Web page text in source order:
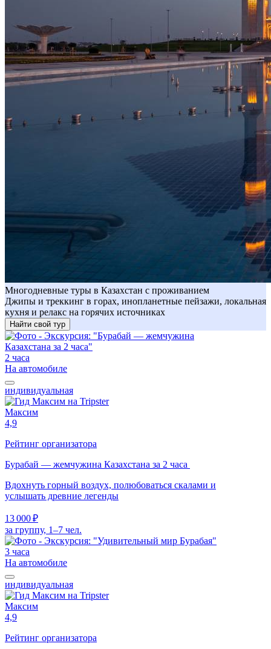
Многодневные туры в Казахстан с проживанием
Джипы и треккинг в горах, инопланетные пейзажи, локальная
кухня и релакс на горячих источниках
Найти свой тур
2 часа
На автомобиле
индивидуальная
Максим
4,9
Рейтинг организатора
Бурабай — жемчужина Казахстана за 2 часа
Вдохнуть горный воздух, полюбоваться скалами и
услышать древние легенды
13 000 ₽
за группу, 1–7 чел.
3 часа
На автомобиле
индивидуальная
Максим
4,9
Рейтинг организатора